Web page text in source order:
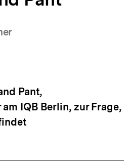
Pant,
IQB Berlin, zur Frage,